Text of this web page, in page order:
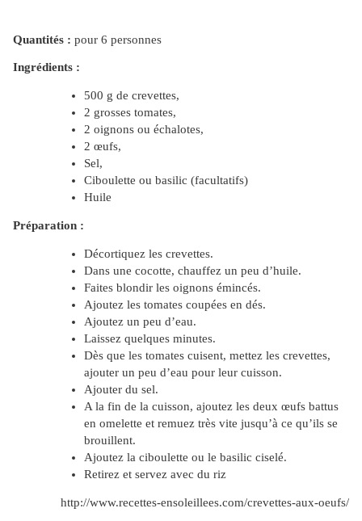
Quantités : pour 6 personnes
Ingrédients :
500 g de crevettes,
2 grosses tomates,
2 oignons ou échalotes,
2 œufs,
Sel,
Ciboulette ou basilic (facultatifs)
Huile
Préparation :
Décortiquez les crevettes.
Dans une cocotte, chauffez un peu d’huile.
Faites blondir les oignons émincés.
Ajoutez les tomates coupées en dés.
Ajoutez un peu d’eau.
Laissez quelques minutes.
Dès que les tomates cuisent, mettez les crevettes,
ajouter un peu d’eau pour leur cuisson.
Ajouter du sel.
A la fin de la cuisson, ajoutez les deux œufs battus
en omelette et remuez très vite jusqu’à ce qu’ils se
brouillent.
Ajoutez la ciboulette ou le basilic ciselé.
Retirez et servez avec du riz
http://www.recettes-ensoleillees.com/crevettes-aux-oeufs/